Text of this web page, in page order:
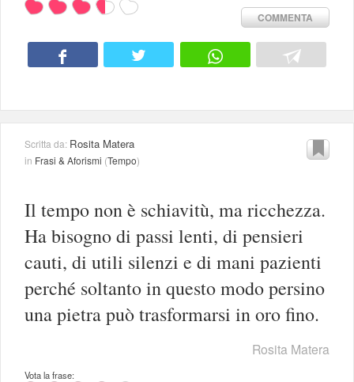
COMMENTA
Scritta da: Rosita Matera
in Frasi & Aforismi (Tempo)
Il tempo non è schiavitù, ma ricchezza.
Ha bisogno di passi lenti, di pensieri
cauti, di utili silenzi e di mani pazienti
perché soltanto in questo modo persino
una pietra può trasformarsi in oro fino.
Rosita Matera
Vota la frase: